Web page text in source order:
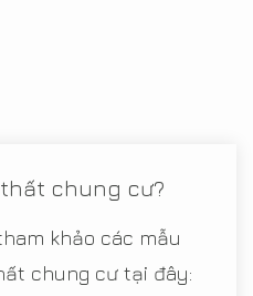
chung cư?
khảo các mẫu
chung cư tại đây: